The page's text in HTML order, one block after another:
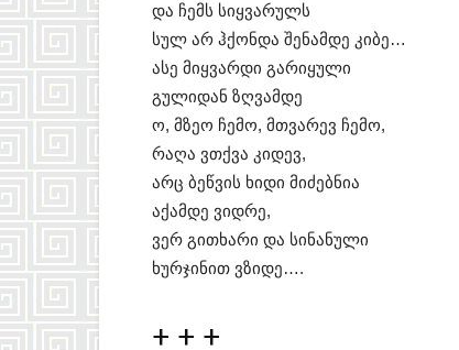
და ჩემს სიყვარულს
სულ არ ჰქონდა შენამდე კიბე…
ასე მიყვარდი გარიყული
გულიდან ზღვამდე
ო, მზეო ჩემო, მთვარევ ჩემო,
რაღა ვთქვა კიდევ,
არც ბეწვის ხიდი მიძებნია
აქამდე ვიდრე,
ვერ გითხარი და სინანული
ხურჯინით ვზიდე….
+ + +